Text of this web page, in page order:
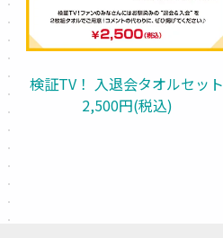
検証TV！ 入退会タオルセット
2,500円(税込)